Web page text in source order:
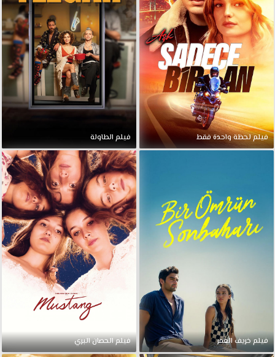
فيلم لحظة واحدة فقط فيلم الطاولة
فيلم خريف العمر فيلم الحصان البري